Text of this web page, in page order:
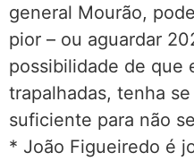
general Mourão,
pior – ou aguardar
possibilidade de que
trapalhadas, tenha
suficiente para não
* João Figueiredo é